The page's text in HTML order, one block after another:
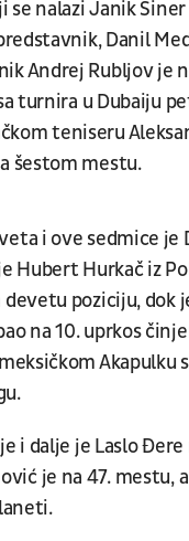
se nalazi Janik
Danil
Andrej Rubljov je
turnira u Dubaiju
teniseru
šestom mestu.
i ove sedmice je
Hubert Hurkač iz
devetu poziciju, dok
na 10. uprkos
Akapulku
i dalje je Laslo Đere
je na 47. mestu,